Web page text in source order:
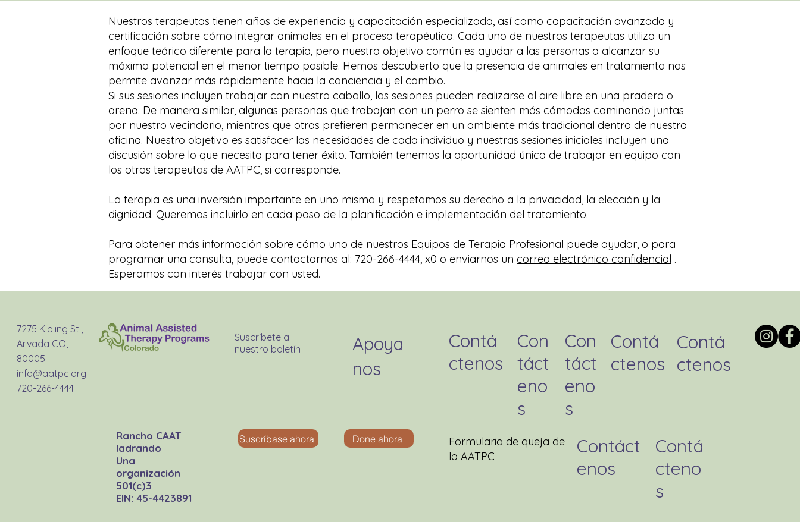
Nuestros terapeutas tienen años de experiencia y capacitación especializada, así como capacitación avanzada y
certificación sobre cómo integrar animales en el proceso terapéutico. Cada uno de nuestros terapeutas utiliza un
enfoque teórico diferente para la terapia, pero nuestro objetivo común es ayudar a las personas a alcanzar su
máximo potencial en el menor tiempo posible. Hemos descubierto que la presencia de animales en tratamiento nos
permite avanzar más rápidamente hacia la conciencia y el cambio.
Si sus sesiones incluyen trabajar con nuestro caballo, las sesiones pueden realizarse al aire libre en una pradera o
arena. De manera similar, algunas personas que trabajan con un perro se sienten más cómodas caminando juntas
por nuestro vecindario, mientras que otras prefieren permanecer en un ambiente más tradicional dentro de nuestra
oficina. Nuestro objetivo es satisfacer las necesidades de cada individuo y nuestras sesiones iniciales incluyen una
discusión sobre lo que necesita para tener éxito. También tenemos la oportunidad única de trabajar en equipo con
los otros terapeutas de AATPC, si corresponde.
La terapia es una inversión importante en uno mismo y respetamos su derecho a la privacidad, la elección y la
dignidad. Queremos incluirlo en cada paso de la planificación e implementación del tratamiento.
Para obtener más información sobre cómo uno de nuestros Equipos de Terapia Profesional puede ayudar, o para
programar una consulta, puede contactarnos al: 720-266-4444, x0 o enviarnos un correo electrónico confidencial .
Esperamos con interés trabajar con usted.
7275 Kipling St.,
Arvada CO,
80005
info@aatpc.org
720-266-4444
Rancho CAAT
ladrando
Una
organización
501(c)3
EIN: 45-4423891
Suscríbete a
nuestro boletín
Suscríbase ahora
Apoya
nos
Done ahora
Contá
ctenos
Con
táct
eno
s
Con
táct
eno
s
Contá
ctenos
Contá
ctenos
Formulario de queja de
la AATPC
Contáct
enos
Contá
cteno
s